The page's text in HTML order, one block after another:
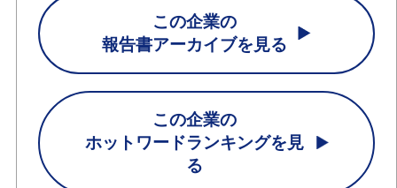
この企業の
報告書アーカイブを見る
この企業の
ホットワードランキングを見
る